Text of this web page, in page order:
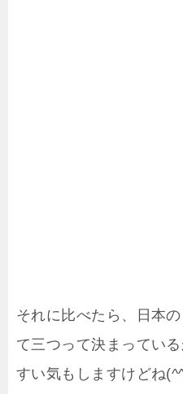
それに比べたら、日本
て三つって決まってい
すい気もしますけどね